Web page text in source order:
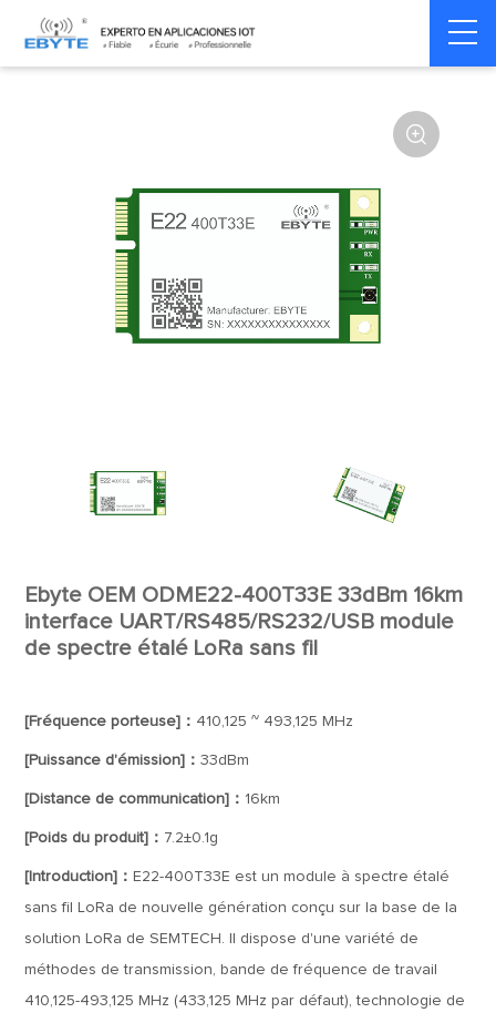
Home > Module > SPI/SOC/UART

Ebyte OEM ODME22-400T33E 33dBm 16km
interface UART/RS485/RS232/USB module
de spectre étalé LoRa sans fil
[Fréquence porteuse]： 410,125 ~ 493,125 MHz
[Puissance d'émission]：33dBm
[Distance de communication]： 16km
[Poids du produit]： 7.2±0.1g
[Introduction]： E22-400T33E est un module à spectre étalé
sans fil LoRa de nouvelle génération conçu sur la base de la
solution LoRa de SEMTECH. Il dispose d'une variété de
méthodes de transmission, bande de fréquence de travail
410,125-493,125 MHz (433,125 MHz par défaut), technologie de